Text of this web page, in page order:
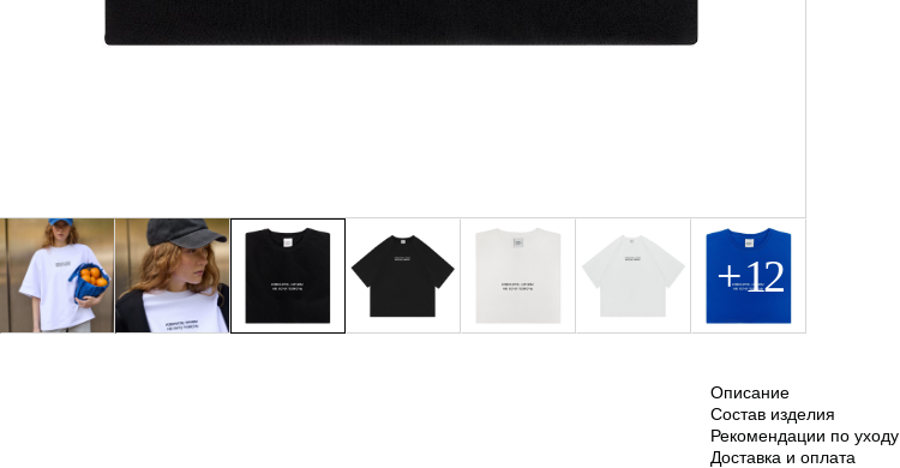
Описание
Состав изделия
Рекомендации по уходу
Доставка и оплата